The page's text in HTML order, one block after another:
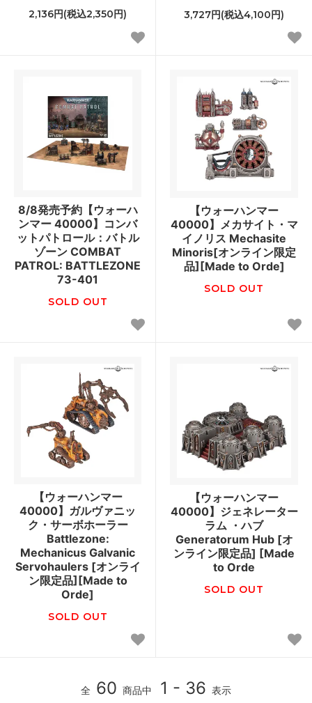
2,136円(税込2,350円) 3,727円(税込4,100円)
8/8発売予約【ウォーハ
ンマー 40000】コンバ
ットパトロール：バトル
ゾーン COMBAT
PATROL: BATTLEZONE
73-401
SOLD OUT
【ウォーハンマー
40000】メカサイト・マ
イノリス Mechasite
Minoris[オンライン限定
品][Made to Orde]
SOLD OUT
【ウォーハンマー
40000】ガルヴァニッ
ク・サーボホーラー
Battlezone:
Mechanicus Galvanic
Servohaulers [オンライ
ン限定品][Made to
Orde]
SOLD OUT
【ウォーハンマー
40000】ジェネレーター
ラム ・ハブ
Generatorum Hub [オ
ンライン限定品] [Made
to Orde
SOLD OUT
全 60 商品中 1 - 36 表示